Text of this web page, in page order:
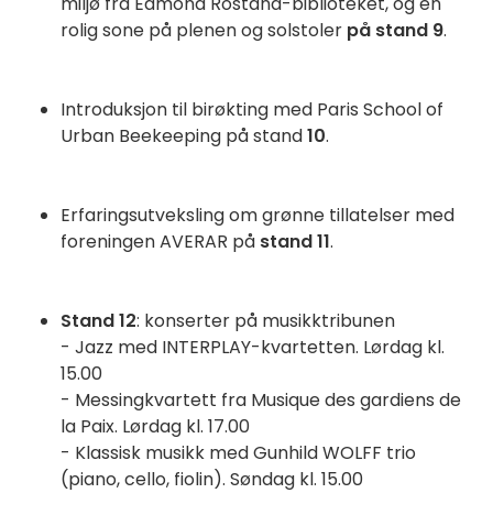
rolig sone på plenen og solstoler på stand 9.
Introduksjon til birøkting med Paris School of
Urban Beekeeping på stand10.
Erfaringsutveksling om grønne tillatelser med
foreningen AVERAR på stand 11.
Stand 12: konserter på musikktribunen
- Jazz med INTERPLAY-kvartetten. Lørdag kl.
15.00
- Messingkvartett fra Musique des gardiens de
la Paix. Lørdag kl. 17.00
- Klassisk musikk med Gunhild WOLFF trio
(piano, cello, fiolin). Søndag kl. 15.00